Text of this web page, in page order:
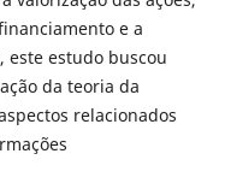
e a
este estudo buscou
da teoria da
relacionados